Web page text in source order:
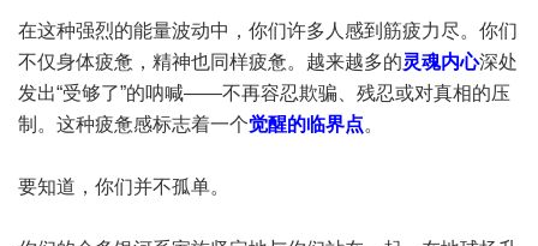
在这种强烈的能量波动中，你们许多人感到筋疲力尽。你们
不仅身体疲惫，精神也同样疲惫。越来越多的灵魂内心深处
发出“受够了”的呐喊——不再容忍欺骗、残忍或对真相的压
制。这种疲惫感标志着一个觉醒的临界点。
要知道，你们并不孤单。